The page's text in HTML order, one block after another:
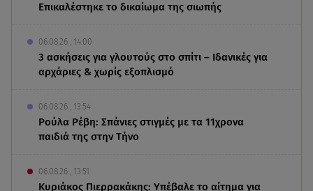
Επικαλέστηκε το δικαίωμα της σιωπής
06.08.26 , 14:00
3 ασκήσεις για γλουτούς στο σπίτι – Ιδανικές για
αρχάριες & χωρίς εξοπλισμό
06.08.26 , 13:54
Ρούλα Ρέβη: Σπάνιες στιγμές με τα 11χρονα
παιδιά της στην Τήνο
06.08.26 , 13:51
Κυριάκος Πιερρακάκης: Υπέβαλε το αίτημα για